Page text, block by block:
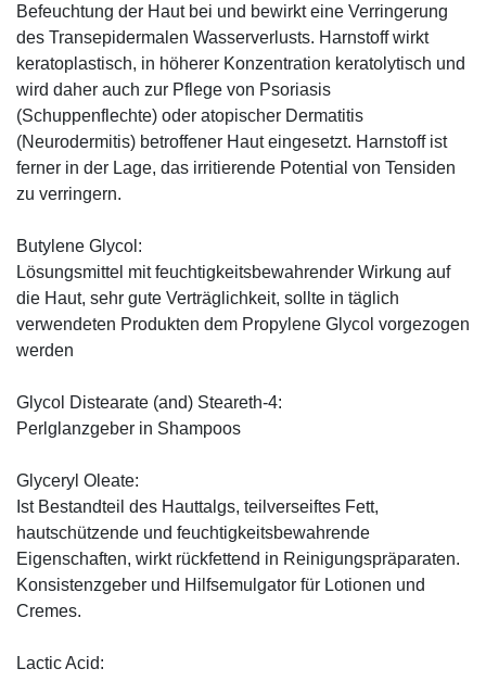
Befeuchtung der Haut bei und bewirkt eine Verringerung
des Transepidermalen Wasserverlusts. Harnstoff wirkt
keratoplastisch, in höherer Konzentration keratolytisch und
wird daher auch zur Pflege von Psoriasis
(Schuppenflechte) oder atopischer Dermatitis
(Neurodermitis) betroffener Haut eingesetzt. Harnstoff ist
ferner in der Lage, das irritierende Potential von Tensiden
zu verringern.
Butylene Glycol:
Lösungsmittel mit feuchtigkeitsbewahrender Wirkung auf
die Haut, sehr gute Verträglichkeit, sollte in täglich
verwendeten Produkten dem Propylene Glycol vorgezogen
werden
Glycol Distearate (and) Steareth-4:
Perlglanzgeber in Shampoos
Glyceryl Oleate:
Ist Bestandteil des Hauttalgs, teilverseiftes Fett,
hautschützende und feuchtigkeitsbewahrende
Eigenschaften, wirkt rückfettend in Reinigungspräparaten.
Konsistenzgeber und Hilfsemulgator für Lotionen und
Cremes.
Lactic Acid: